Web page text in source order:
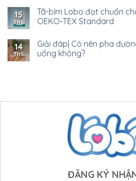
15
Th5
Tã-bỉm Lobo đạt chuẩn
OEKO-TEX Standard
14
Th5
Giải đáp| Có nên pha
uống không?
ĐĂNG KÝ